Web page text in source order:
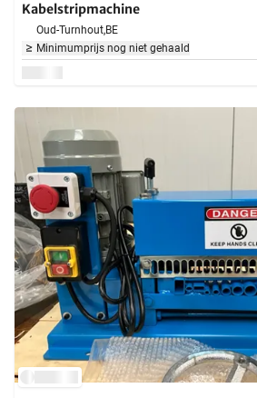
Kabelstripmachine
Oud-Turnhout,BE
Minimumprijs nog niet gehaald